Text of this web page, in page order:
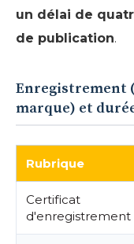
un délai de
de publication.
Enregistrement
marque) et
Rubrique
Certificat
d'enregistrement